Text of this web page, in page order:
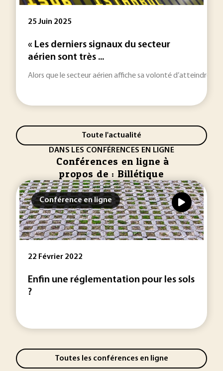
25 Juin 2025
« Les derniers signaux du secteur
aérien sont très ...
Alors que le secteur aérien affiche sa volonté d’atteindre la
Toute l'actualité
DANS LES CONFÉRENCES EN LIGNE
Conférences en ligne à
propos de : Billétique
Conférence en ligne
22 Février 2022
Enfin une réglementation pour les sols
?
Toutes les conférences en ligne